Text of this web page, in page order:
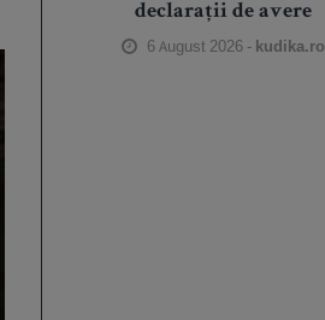
declarații de avere
6 August 2026 - kudika.ro